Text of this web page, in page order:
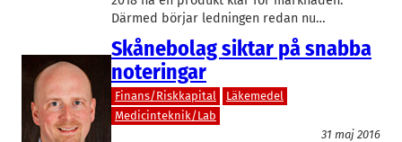
Därmed börjar ledningen redan nu…
Skånebolag siktar på snabba
noteringar
Finans/Riskkapital
Läkemedel
Medicinteknik/Lab
31 maj 2016